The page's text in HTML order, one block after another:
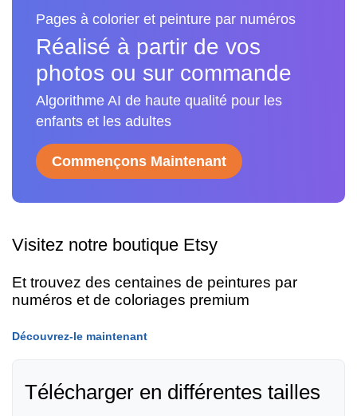
Pages à colorier et peinture par numéros
Réalisé à partir de vos
photos ou sur commande
Algorithme AI de haute qualité pour les
enfants et les adultes
Commençons Maintenant
Visitez notre boutique Etsy
Et trouvez des centaines de peintures par
numéros et de coloriages premium
Découvrez-le maintenant
Télécharger en différentes tailles